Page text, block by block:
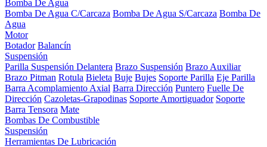
Bomba De Agua
Bomba De Agua C/Carcaza Bomba De Agua S/Carcaza Bomba De
Agua
Motor
Botador Balancín
Suspensión
Parilla Suspensión Delantera Brazo Suspensión Brazo Auxiliar
Brazo Pitman Rotula Bieleta Buje Bujes Soporte Parilla Eje Parilla
Barra Acomplamiento Axial Barra Dirección Puntero Fuelle De
Dirección Cazoletas-Grapodinas Soporte Amortiguador Soporte
Barra Tensora Mate
Bombas De Combustible
Suspensión
Herramientas De Lubricación